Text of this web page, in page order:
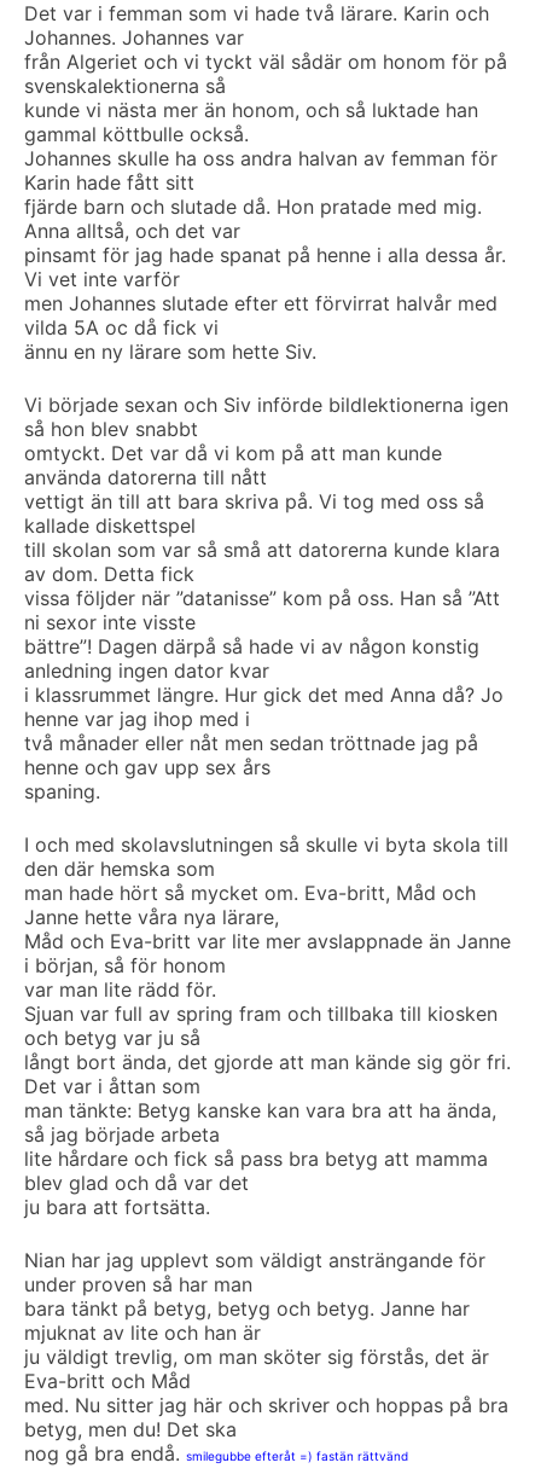
Det var i femman som vi hade två lärare. Karin och
Johannes. Johannes var
från Algeriet och vi tyckt väl sådär om honom för på
svenskalektionerna så
kunde vi nästa mer än honom, och så luktade han
gammal köttbulle också.
Johannes skulle ha oss andra halvan av femman för
Karin hade fått sitt
fjärde barn och slutade då. Hon pratade med mig.
Anna alltså, och det var
pinsamt för jag hade spanat på henne i alla dessa år.
Vi vet inte varför
men Johannes slutade efter ett förvirrat halvår med
vilda 5A oc då fick vi
ännu en ny lärare som hette Siv.
Vi började sexan och Siv införde bildlektionerna igen
så hon blev snabbt
omtyckt. Det var då vi kom på att man kunde
använda datorerna till nått
vettigt än till att bara skriva på. Vi tog med oss så
kallade diskettspel
till skolan som var så små att datorerna kunde klara
av dom. Detta fick
vissa följder när ”datanisse” kom på oss. Han så ”Att
ni sexor inte visste
bättre”! Dagen därpå så hade vi av någon konstig
anledning ingen dator kvar
i klassrummet längre. Hur gick det med Anna då? Jo
henne var jag ihop med i
två månader eller nåt men sedan tröttnade jag på
henne och gav upp sex års
spaning.
I och med skolavslutningen så skulle vi byta skola till
den där hemska som
man hade hört så mycket om. Eva-britt, Måd och
Janne hette våra nya lärare,
Måd och Eva-britt var lite mer avslappnade än Janne
i början, så för honom
var man lite rädd för.
Sjuan var full av spring fram och tillbaka till kiosken
och betyg var ju så
långt bort ända, det gjorde att man kände sig gör fri.
Det var i åttan som
man tänkte: Betyg kanske kan vara bra att ha ända,
så jag började arbeta
lite hårdare och fick så pass bra betyg att mamma
blev glad och då var det
ju bara att fortsätta.
Nian har jag upplevt som väldigt ansträngande för
under proven så har man
bara tänkt på betyg, betyg och betyg. Janne har
mjuknat av lite och han är
ju väldigt trevlig, om man sköter sig förstås, det är
Eva-britt och Måd
med. Nu sitter jag här och skriver och hoppas på bra
betyg, men du! Det ska
nog gå bra endå. smilegubbe efteråt =) fastän rättvänd